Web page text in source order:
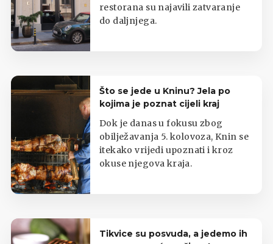
restorana su najavili zatvaranje
do daljnjega.
Što se jede u Kninu? Jela po
kojima je poznat cijeli kraj
Dok je danas u fokusu zbog
obilježavanja 5. kolovoza, Knin se
itekako vrijedi upoznati i kroz
okuse njegova kraja.
Tikvice su posvuda, a jedemo ih